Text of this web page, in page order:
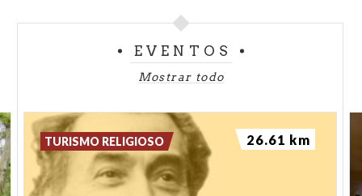
EVENTOS
Mostrar todo
TURISMO RELIGIOSO 26.61 km